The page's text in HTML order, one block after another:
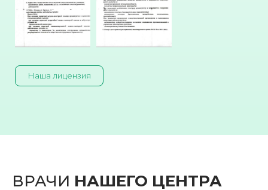
Наша лицензия
ВРАЧИ НАШЕГО ЦЕНТРА